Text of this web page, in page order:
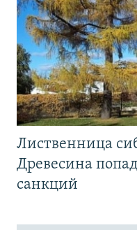
Лиственница
Древесина
санкций